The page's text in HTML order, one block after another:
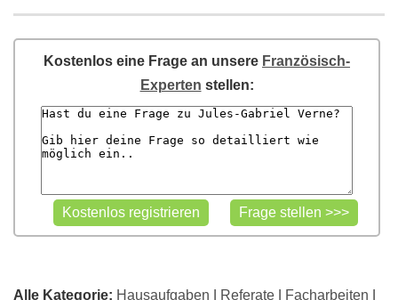
Kostenlos eine Frage an unsere Französisch-
Experten stellen:
Alle Kategorie: Hausaufgaben Referate Facharbeiten